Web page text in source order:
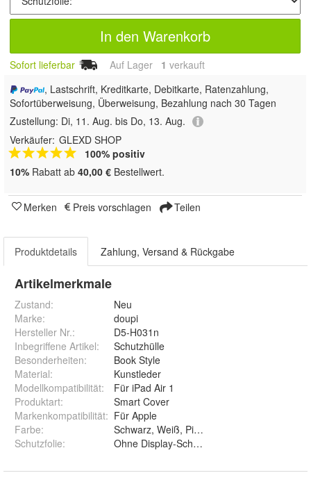
In den Warenkorb
Sofort lieferbar Auf Lager 1 verkauft
, Lastschrift, Kreditkarte, Debitkarte, Ratenzahlung,
Sofortüberweisung, Überweisung, Bezahlung nach 30 Tagen
Zustellung: Di, 11. Aug. bis Do, 13. Aug.
Verkäufer: GLEXD SHOP
100% positiv
10% Rabatt ab 40,00 € Bestellwert.
Merken Preis vorschlagen Teilen
Produktdetails Zahlung, Versand & Rückgabe
Artikelmerkmale
Zustand:
Neu
Marke:
doupi
Hersteller Nr.:
D5-H031n
Inbegriffene Artikel:
Schutzhülle
Besonderheiten:
Book Style
Material:
Kunstleder
Modellkompatibilität:
Für iPad Air 1
Produktart:
Smart Cover
Markenkompatibilität: Für Apple
Farbe:
Schutzfolie: